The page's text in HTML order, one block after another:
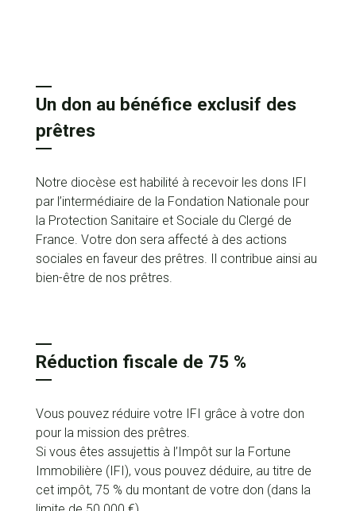
Un don au bénéfice exclusif des
prêtres
Notre diocèse est habilité à recevoir les dons IFI
par l’intermédiaire de la Fondation Nationale pour
la Protection Sanitaire et Sociale du Clergé de
France. Votre don sera affecté à des actions
sociales en faveur des prêtres. Il contribue ainsi au
bien-être de nos prêtres.
Réduction fiscale de 75 %
Vous pouvez réduire votre IFI grâce à votre don
pour la mission des prêtres.
Si vous êtes assujettis à l’Impôt sur la Fortune
Immobilière (IFI), vous pouvez déduire, au titre de
cet impôt, 75 % du montant de votre don (dans la